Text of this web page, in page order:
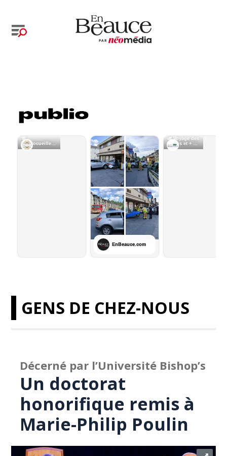
GENS DE CHEZ-NOUS
Décerné par l’Université Bishop’s
Un doctorat
honorifique remis à
Marie-Philip Poulin